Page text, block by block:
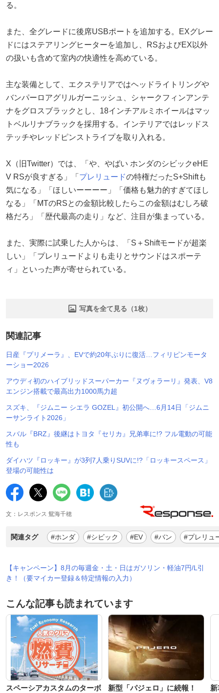
る。
また、全グレードに後席USBポートを追加する。EXグレー
ドにはステアリングヒーターを追加し、RSおよびEX以外
の扱いも含めて室内の快適性を高めている。
主な装備として、エクステリアではヘッドライトリングや
バンパーロアグリルガーニッシュ、シャークフィンアンテ
ナをグロスブラックとし、18インチアルミホイールはマッ
トベルリナブラックを採用する。インテリアではレッドス
テッチやレッドピンストライプを取り入れる。
X（旧Twitter）では、「や、やばい ホンダのシビックeHE
V RSが良すぎる」「 プレリュードの特権だったS+Shiftも
気になる」「ほしいーーーー」「価格も魅力的すぎてほし
なる」「MTのRSとの金額比較したらこの金額はむしろ破
格だろ」「歴代最高の走り」など、注目が集まっている。
また、実際に試乗した人からは、「S＋Shiftモードが超楽
しい」「プレリュードよりも走りとサウンドはスポーテ
ィ」といった声が寄せられている。
写真を全て見る（1枚）
関連記事
日産『プリメーラ』、EVで約20年ぶりに復活…フィリピンモータ
ーショー2026
アウディ初のハイブリッドスーパーカー『ヌヴォラーリ』発表、V8
エンジン搭載で最高出力1000馬力超
スズキ、『ジムニー シエラ GOZEL』初公開へ…6月14日「ジムニ
ーサンライト2026」
スバル『BRZ』後継はトヨタ『セリカ』兄弟車に!? フル電動の可能
性も
ダイハツ『ロッキー』が3列7人乗りSUVに!?「ロッキースペース」
登場の可能性は
文：レスポンス 鴛海千穂
関連タグ #ホンダ #シビック #EV #バン #プレリュ
【キャンペーン】8月の毎週金・土・日はガソリン・軽油7円/L引
き！（要マイカー登録＆特定情報の入力）
こんな記事も読まれています
スペーシアカスタムのターボ
新型「パジェロ」に続報！